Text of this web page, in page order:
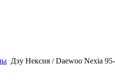
Дэу Нексия / Daewoo Nexia